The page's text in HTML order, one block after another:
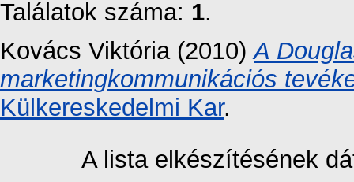
Találatok száma: 1.
Kovács Viktória (2010)A
marketingkommunikációs
Külkereskedelmi Kar.
A lista elkészítésének